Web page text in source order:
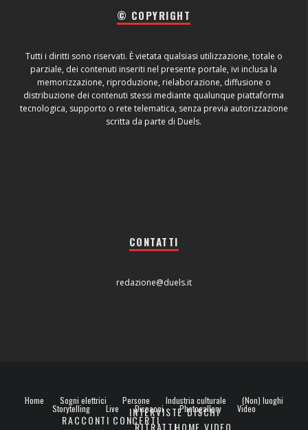
© COPYRIGHT
Tutti i diritti sono riservati. È vietata qualsiasi utilizzazione, totale o
parziale, dei contenuti inseriti nel presente portale, ivi inclusa la
memorizzazione, riproduzione, rielaborazione, diffusione o
distribuzione dei contenuti stessi mediante qualunque piattaforma
tecnologica, supporto o rete telematica, senza previa autorizzazione
scritta da parte di Duels.
CONTATTI
redazione@duels.it
Home Sogni elettrici Persone
INTERVISTE
Industria culturale
DISCHI
(Non) luoghi
Storytelling
RACCONTI
Live
CONCERTI
Dispacci Photogallery Video